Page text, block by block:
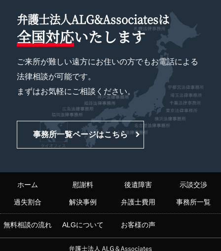
弁護士法人ALG&Associatesは
全国対応いたします
ご来所が難しい遠方にお住いの方でもお電話による
法律相談が可能です。
まずはお気軽にご相談ください。
事務所一覧ページはこちら
ホーム 慰謝料 後遺障害 示談交渉
過失割合 解決事例 弁護士費用 事務所一覧
無料相談の流れ ALGについて お客様の声